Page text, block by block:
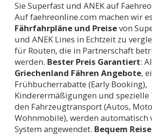
Sie Superfast und ANEK auf
Auf faehreonline.com machen wir
Fährfahrpläne und Preisevon
und ANEK Lines in Echtzeit zu
für Routen, die in Partnerschaft
werden. Bester Preis Garantiert:
Griechenland Fähren Angebote,
Frühbucherrabatte (Early Booking),
Kinderermäßigungen und
den Fahrzeugtransport (Autos,
Wohnmobile), werden automatisch
System angewendet. Bequem